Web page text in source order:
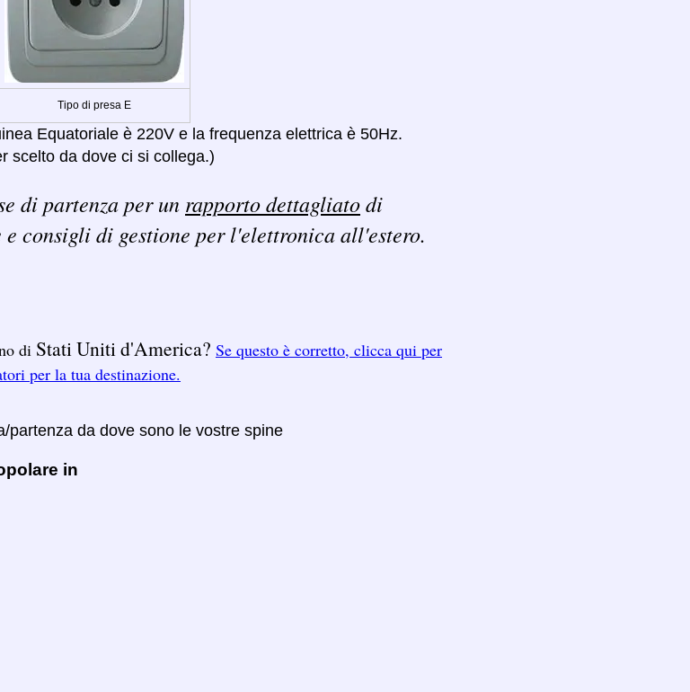
Tipo di presa E
Equatoriale è 220V e la frequenza elettrica è 50Hz.
scelto da dove ci si collega.)
di partenza per un rapporto dettagliatodi
consigli di gestione per l'elettronica all'estero.
di Stati Uniti d'America? Se questo è corretto, clicca qui per
per la tua destinazione.
partenza da dove sono le vostre spine
in